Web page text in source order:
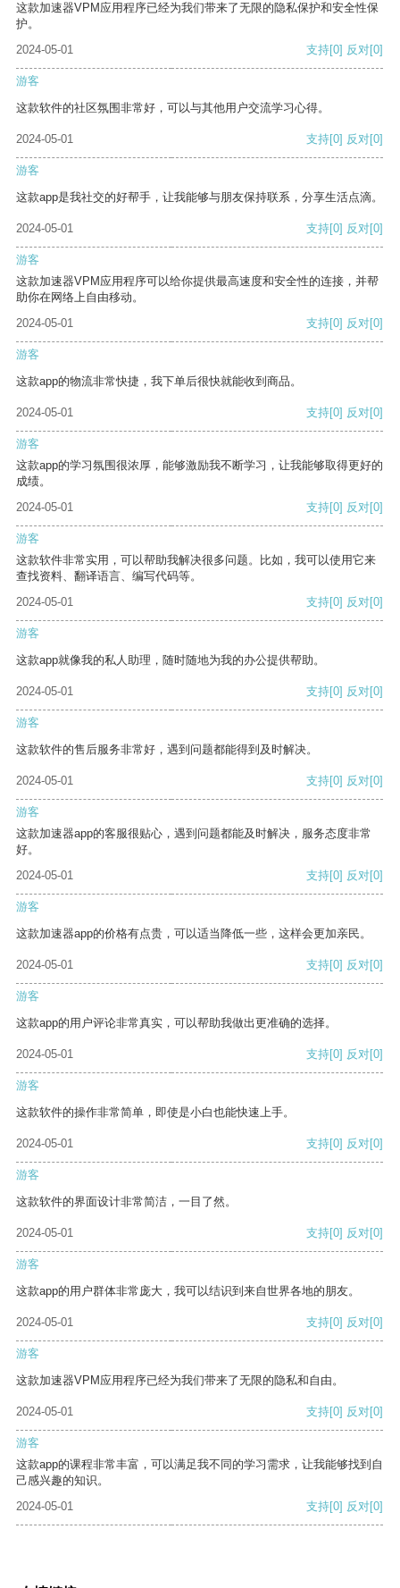
这款加速器VPM应用程序已经为我们带来了无限的隐私保护和安全性保
护。
2024-05-01
支持[0] 反对[0]
游客
这款软件的社区氛围非常好，可以与其他用户交流学习心得。
2024-05-01 支持[0] 反对[0]
游客
这款app是我社交的好帮手，让我能够与朋友保持联系，分享生活点滴。
2024-05-01 支持[0] 反对[0]
游客
这款加速器VPM应用程序可以给你提供最高速度和安全性的连接，并帮
助你在网络上自由移动。
2024-05-01
支持[0] 反对[0]
游客
这款app的物流非常快捷，我下单后很快就能收到商品。
2024-05-01 支持[0] 反对[0]
游客
这款app的学习氛围很浓厚，能够激励我不断学习，让我能够取得更好的
成绩。
2024-05-01
支持[0] 反对[0]
游客
这款软件非常实用，可以帮助我解决很多问题。比如，我可以使用它来
查找资料、翻译语言、编写代码等。
2024-05-01
支持[0] 反对[0]
游客
这款app就像我的私人助理，随时随地为我的办公提供帮助。
2024-05-01 支持[0] 反对[0]
游客
这款软件的售后服务非常好，遇到问题都能得到及时解决。
2024-05-01 支持[0] 反对[0]
游客
这款加速器app的客服很贴心，遇到问题都能及时解决，服务态度非常
好。
2024-05-01
支持[0] 反对[0]
游客
这款加速器app的价格有点贵，可以适当降低一些，这样会更加亲民。
2024-05-01 支持[0] 反对[0]
游客
这款app的用户评论非常真实，可以帮助我做出更准确的选择。
2024-05-01 支持[0] 反对[0]
游客
这款软件的操作非常简单，即使是小白也能快速上手。
2024-05-01 支持[0] 反对[0]
游客
这款软件的界面设计非常简洁，一目了然。
2024-05-01 支持[0] 反对[0]
游客
这款app的用户群体非常庞大，我可以结识到来自世界各地的朋友。
2024-05-01 支持[0] 反对[0]
游客
这款加速器VPM应用程序已经为我们带来了无限的隐私和自由。
2024-05-01 支持[0] 反对[0]
游客
这款app的课程非常丰富，可以满足我不同的学习需求，让我能够找到自
己感兴趣的知识。
2024-05-01
支持[0] 反对[0]